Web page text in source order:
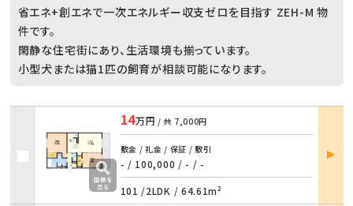
省エネ+創エネで一次エネルギー収支ゼロを目指す ZEH-M 物
件です。
閑静な住宅街にあり、生活環境も揃っています。
小型犬または猫1匹の飼育が相談可能になります。
14万円 / 共 7,000円
敷金 / 礼金 / 保証 / 敷引
- / 100,000 / - / -
101 /2LDK / 64.61m²
部屋
詳細